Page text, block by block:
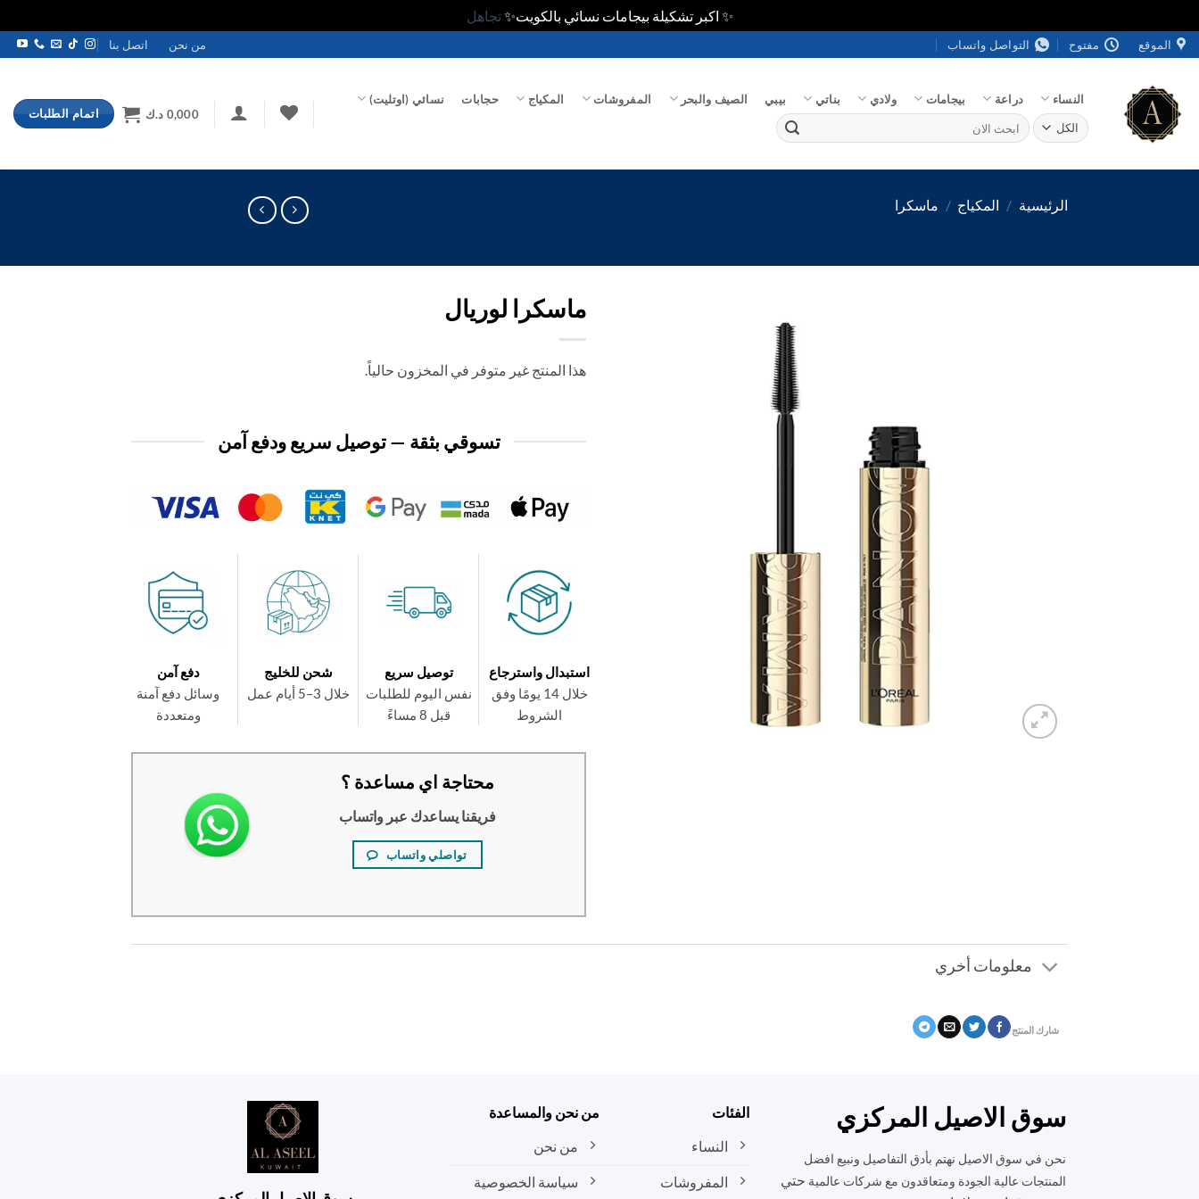
✨ اكبر تشكيلة بيجامات نسائي بالكويت✨تجاهل
تخطي
للمحتوى
الموقع مفتوح التواصل واتساب من نحن اتصل بنا
النساء دراعة بيجامات ولادي بناتي بيبي الصيف والبحر المفروشات المكياج حجابات نسائي (اوتليت)
البحث
عن:
0,000 د.ك اتمام الطلبات
الرئيسية / المكياج / ماسكرا
ماسكرا لوريال
هذا المنتج غير متوفر في المخزون حالياً.
تسوقي بثقة — توصيل سريع ودفع آمن
استبدال واسترجاع
خلال 14 يومًا وفق
الشروط
توصيل سريع
نفس اليوم للطلبات
قبل 8 مساءً
شحن للخليج
خلال 3–5 أيام عمل
دفع آمن
وسائل دفع آمنة
ومتعددة
محتاجة اي مساعدة ؟
فريقنا يساعدك عبر واتساب
تواصلي واتساب
معلومات أخري
شارك المنتج
سوق الاصيل المركزي
نحن في سوق الاصيل نهتم بأدق التفاصيل ونبيع افضل
المنتجات عالية الجودة ومتعاقدون مع شركات عالمية حتي
الفئات
النساء
المفروشات
من نحن والمساعدة
من نحن
سياسة الخصوصية